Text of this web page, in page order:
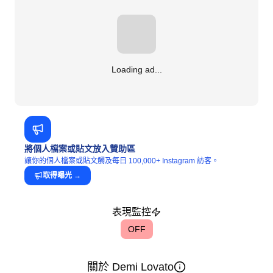
Loading ad...
將個人檔案或貼文放入贊助區
讓你的個人檔案或貼文觸及每日 100,000+ Instagram 訪客。
取得曝光 →
表現監控
OFF
關於 Demi Lovato